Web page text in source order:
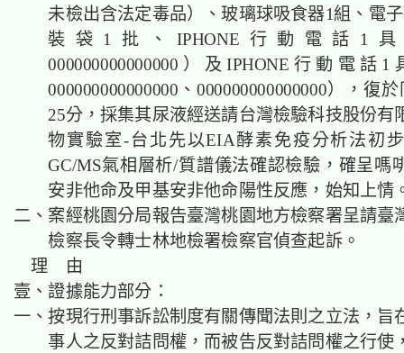
未檢出含法定毒品）、玻璃球吸食器1組、電
裝袋1批、IPHONE行動電話1具
000000000000000）及IPHONE行動電話
000000000000000、000000000000000），復
25分，採集其尿液經送請台灣檢驗科技股份有
物實驗室-台北先以EIA酵素免疫分析法初
GC/MS氣相層析/質譜儀法確認檢驗，確呈嗎
安非他命及甲基安非他命陽性反應，始知上情
二、案經桃園分局報告臺灣桃園地方檢察署呈請臺
檢察長令轉士林地檢署檢察官偵查起訴。
理 由
壹、證據能力部分：
一、按現行刑事訴訟制度有關傳聞法則之立法，旨
事人之反對詰問權，而被告反對詰問權之行使